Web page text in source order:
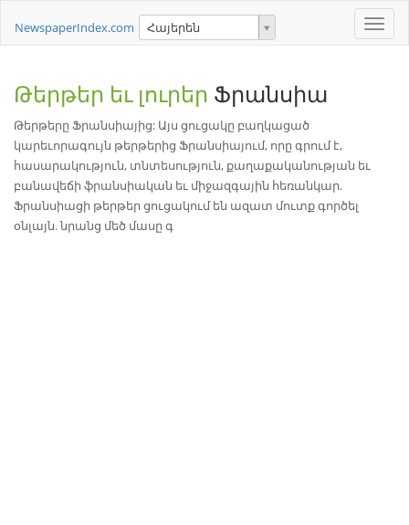
Toggle
NewspaperIndex.com Հայերեն
Թերթեր եւ լուրեր Ֆրանսիա
Թերթերը Ֆրանսիայից: Այս ցուցակը բաղկացած
կարեւորագույն թերթերից Ֆրանսիայում, որը գրում է,
հասարակություն, տնտեսություն, քաղաքականության եւ
բանավեճի ֆրանսիական եւ միջազգային հեռանկար.
Ֆրանսիացի թերթեր ցուցակում են ազատ մուտք գործել
օնլայն. նրանց մեծ մասը գ